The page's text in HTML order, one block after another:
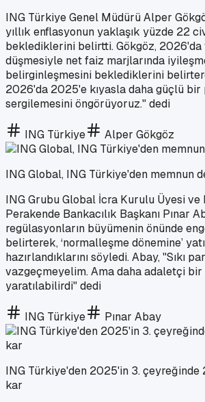
ING Türkiye Genel Müdürü Alper
yıllık enflasyonun yaklaşık yüzde 22
beklediklerini belirtti. Gökgöz,
düşmesiyle net faiz marjlarında
belirginleşmesini beklediklerini
2026'da 2025'e kıyasla daha güçlü bir
sergilemesini öngörüyoruz." dedi
ING Türkiye Alper Gökgöz
ING Global, ING Türkiye'den memnun
ING Grubu Global İcra Kurulu Üyesi ve
Perakende Bankacılık Başkanı Pınar
regülasyonların büyümenin önünde
belirterek, ‘normalleşme dönemine’
hazırlandıklarını söyledi. Abay, "Sıkı
vazgeçmeyelim. Ama daha adaletçi bir
yaratılabilirdi" dedi
ING Türkiye Pınar Abay
ING Türkiye'den 2025'in 3.
kar